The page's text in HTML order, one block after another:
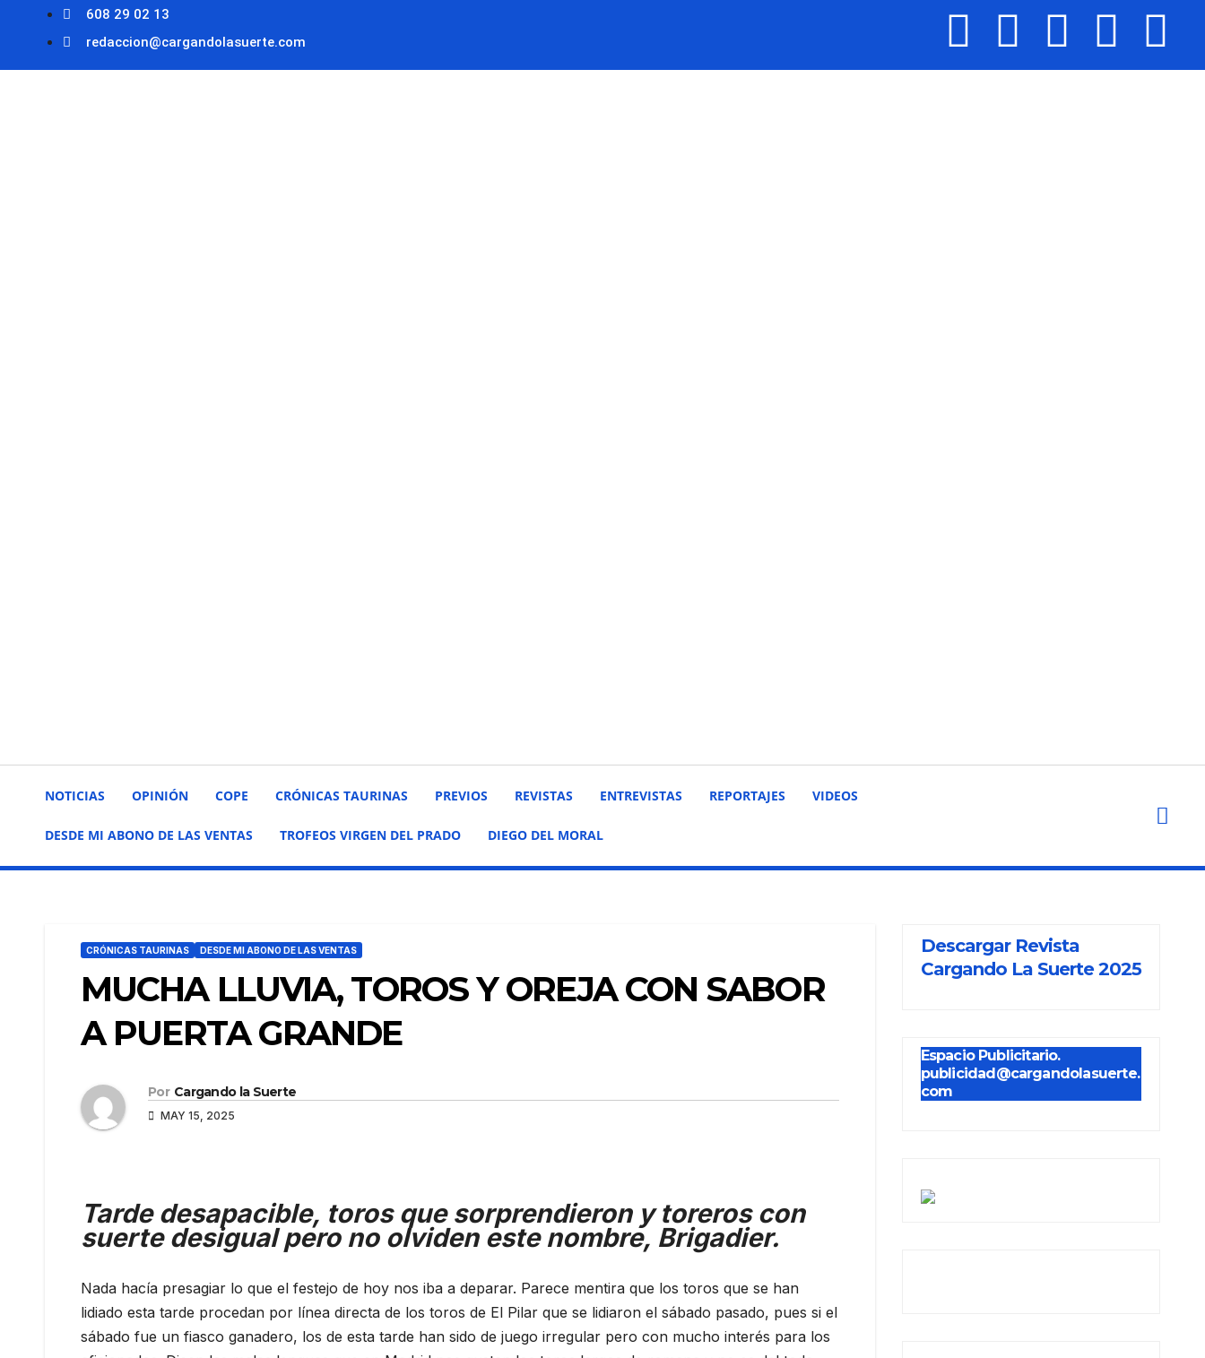
608 29 02 13
redaccion@cargandolasuerte.com
NOTICIAS OPINIÓN COPE CRÓNICAS TAURINAS PREVIOS REVISTAS ENTREVISTAS REPORTAJES VIDEOS
DESDE MI ABONO DE LAS VENTAS TROFEOS VIRGEN DEL PRADO DIEGO DEL MORAL
CRÓNICAS TAURINAS DESDE MI ABONO DE LAS VENTAS
MUCHA LLUVIA, TOROS Y OREJA CON SABOR
A PUERTA GRANDE
Por Cargando la Suerte
MAY 15, 2025
Tarde desapacible, toros que sorprendieron y toreros con
suerte desigual pero no olviden este nombre, Brigadier.
Nada hacía presagiar lo que el festejo de hoy nos iba a deparar. Parece mentira que los toros que se han
lidiado esta tarde procedan por línea directa de los toros de El Pilar que se lidiaron el sábado pasado, pues si el
sábado fue un fiasco ganadero, los de esta tarde han sido de juego irregular pero con mucho interés para los
Descargar Revista
Cargando La Suerte 2025
Espacio Publicitario.
publicidad@cargandolasuerte.
com